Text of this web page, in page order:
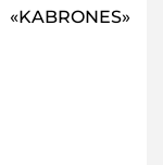
«KABRONES»